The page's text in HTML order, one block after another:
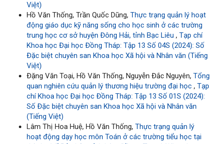
Việt)
Hồ Văn Thống, Trần Quốc Dũng, Thực trạng quản lý hoạt
động giáo dục kỹ năng sống cho học sinh ở các trường
trung học cơ sở huyện Đông Hải, tỉnh Bạc Liêu , Tạp chí
Khoa học Đại học Đồng Tháp: Tập 13 Số 04S (2024): Số
Đặc biệt chuyên san Khoa học Xã hội và Nhân văn (Tiếng
Việt)
Đặng Văn Toại, Hồ Văn Thống, Nguyễn Đắc Nguyên, Tổng
quan nghiên cứu quản lý thương hiệu trường đại học , Tạp
chí Khoa học Đại học Đồng Tháp: Tập 13 Số 01S (2024):
Số Đặc biệt chuyên san Khoa học Xã hội và Nhân văn
(Tiếng Việt)
Lâm Thị Hoa Huệ, Hồ Văn Thống, Thực trạng quản lý
hoạt động dạy học môn Toán ở các trường tiểu học tại